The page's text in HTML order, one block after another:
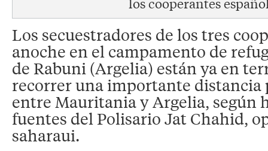
Los secuestradores de los tres
anoche en el campamento de
de Rabuni (Argelia) están ya en
recorrer una importante distancia
entre Mauritania y Argelia, según
fuentes del Polisario Jat Chahid,
saharaui.